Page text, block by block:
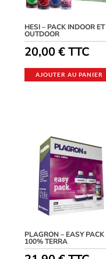
HESI – PACK INDOOR ET
OUTDOOR
20,00€ TTC
AJOUTER AU PANIER
PLAGRON – EASY PACK
100% TERRA